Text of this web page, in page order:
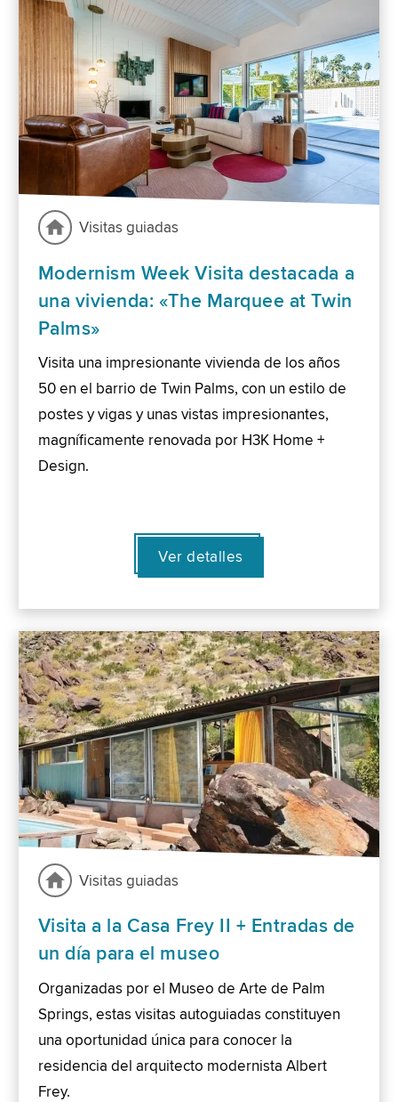
Visitas guiadas
Modernism Week Visita destacada a
una vivienda: «The Marquee at Twin
Palms»
Visita una impresionante vivienda de los años
50 en el barrio de Twin Palms, con un estilo de
postes y vigas y unas vistas impresionantes,
magníficamente renovada por H3K Home +
Design.
Ver detalles
Visitas guiadas
Visita a la Casa Frey II + Entradas de
un día para el museo
Organizadas por el Museo de Arte de Palm
Springs, estas visitas autoguiadas constituyen
una oportunidad única para conocer la
residencia del arquitecto modernista Albert
Frey.